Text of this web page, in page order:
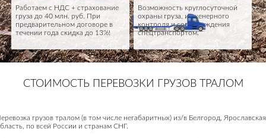
Возможность круглосуточной
охраны груза, инженерного
контроля и сопровождения
спецтранспортом.
Работаем с НДС + страхование
груза до 40 млн. руб. При
предварительном договоре в
течении года скидка до 13%!
СТОИМОСТЬ ПЕРЕВОЗКИ ГРУЗОВ ТРАЛОМ
грузов тралом (в том числе негабаритных) из/в Белгород, Ярославская
по всей России и странам СНГ.